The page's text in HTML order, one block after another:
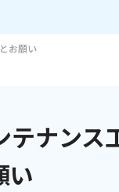
お願い
ナンス
い